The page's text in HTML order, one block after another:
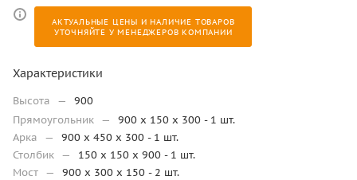
АКТУАЛЬНЫЕ ЦЕНЫ И НАЛИЧИЕ ТОВАРОВ
УТОЧНЯЙТЕ У МЕНЕДЖЕРОВ КОМПАНИИ
Характеристики
Высота —
900
Прямоугольник —
900 х 150 х 300 - 1 шт.
Арка
—
900 х 450 х 300 - 1 шт.
Столбик —
150 х 150 х 900 - 1 шт.
Мост —
900 х 300 х 150 - 2 шт.